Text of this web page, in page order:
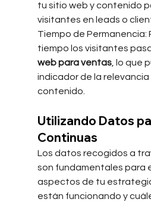
tu sitio web y contenido
visitantes en leads o
Tiempo de Permanencia:
tiempo los visitantes
web para ventas, lo que
indicador de la
contenido.
Utilizando Datos
Continuas
Los datos recogidos a
son fundamentales para
aspectos de tu
están funcionando y